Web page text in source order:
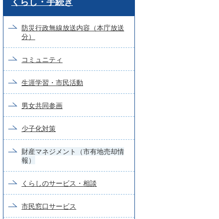
ー
ド
索
防災行政無線放送内容（本庁放送
分）
コミュニティ
生涯学習・市民活動
男女共同参画
少子化対策
財産マネジメント（市有地売却情
報）
くらしのサービス・相談
市民窓口サービス